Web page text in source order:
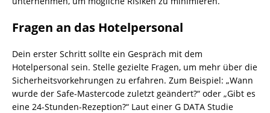
Fragen an das Hotelpersonal
Dein erster Schritt sollte ein Gespräch mit dem
Hotelpersonal sein. Stelle gezielte Fragen, um mehr über die
Sicherheitsvorkehrungen zu erfahren. Zum Beispiel: „Wann
wurde der Safe-Mastercode zuletzt geändert?“ oder „Gibt es
eine 24-Stunden-Rezeption?“ Laut einer G DATA Studie